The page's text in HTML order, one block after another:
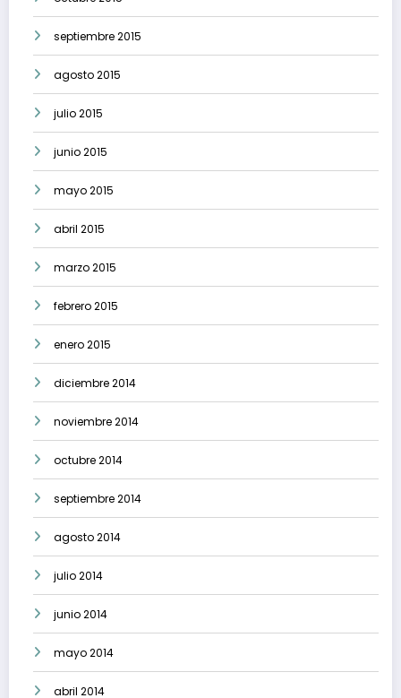
septiembre 2015
agosto 2015
julio 2015
junio 2015
mayo 2015
abril 2015
marzo 2015
febrero 2015
enero 2015
diciembre 2014
noviembre 2014
octubre 2014
septiembre 2014
agosto 2014
julio 2014
junio 2014
mayo 2014
abril 2014